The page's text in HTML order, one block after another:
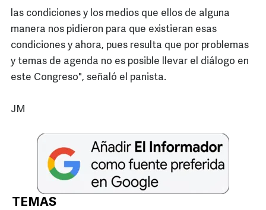
las condiciones y los medios que ellos de alguna
manera nos pidieron para que existieran esas
condiciones y ahora, pues resulta que por problemas
y temas de agenda no es posible llevar el diálogo en
este Congreso", señaló el panista.
JM
TEMAS